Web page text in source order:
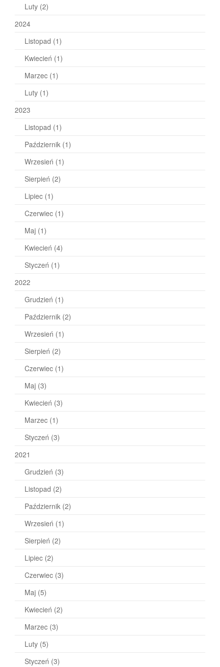
Luty (2)
2024
Listopad (1)
Kwiecień (1)
Marzec (1)
Luty (1)
2023
Listopad (1)
Październik (1)
Wrzesień (1)
Sierpień (2)
Lipiec (1)
Czerwiec (1)
Maj (1)
Kwiecień (4)
Styczeń (1)
2022
Grudzień (1)
Październik (2)
Wrzesień (1)
Sierpień (2)
Czerwiec (1)
Maj (3)
Kwiecień (3)
Marzec (1)
Styczeń (3)
2021
Grudzień (3)
Listopad (2)
Październik (2)
Wrzesień (1)
Sierpień (2)
Lipiec (2)
Czerwiec (3)
Maj (5)
Kwiecień (2)
Marzec (3)
Luty (5)
Styczeń (3)